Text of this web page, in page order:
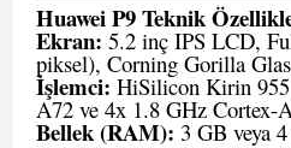
Huawei P9 Teknik
Ekran: 5.2 inç IPS LCD,
piksel), Corning Gorilla
İşlemci: HiSilicon Kirin
A72 ve 4x 1.8 GHz Cortex-
Bellek (RAM): 3 GB veya